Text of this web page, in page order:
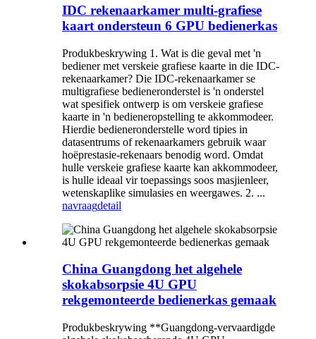
IDC rekenaarkamer multi-grafiese
kaart ondersteun 6 GPU bedienerkas
Produkbeskrywing 1. Wat is die geval met 'n
bediener met verskeie grafiese kaarte in die IDC-
rekenaarkamer? Die IDC-rekenaarkamer se
multigrafiese bedieneronderstel is 'n onderstel
wat spesifiek ontwerp is om verskeie grafiese
kaarte in 'n bedieneropstelling te akkommodeer.
Hierdie bedieneronderstelle word tipies in
datasentrums of rekenaarkamers gebruik waar
hoëprestasie-rekenaars benodig word. Omdat
hulle verskeie grafiese kaarte kan akkommodeer,
is hulle ideaal vir toepassings soos masjienleer,
wetenskaplike simulasies en weergawes. 2. ...
navraagdetail
China Guangdong het algehele
skokabsorpsie 4U GPU
rekgemonteerde bedienerkas gemaak
Produkbeskrywing **Guangdong-vervaardigde